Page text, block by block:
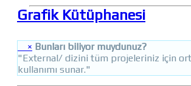
Grafik Kütüphanesi
× Bunları biliyor muydunuz?
"External/ dizini tüm projeleriniz için
kullanımı sunar."